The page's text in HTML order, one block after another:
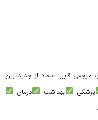
قابل اعتماد از جدیدترین
پزشکی بهداشت
درمان